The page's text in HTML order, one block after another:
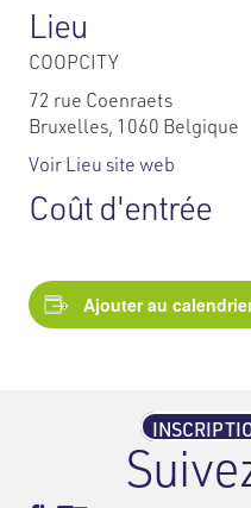
Lieu
COOPCITY
72 rue Coenraets
Bruxelles, 1060 Belgique
Voir Lieu site web
Coût d'entrée
Ajouter au